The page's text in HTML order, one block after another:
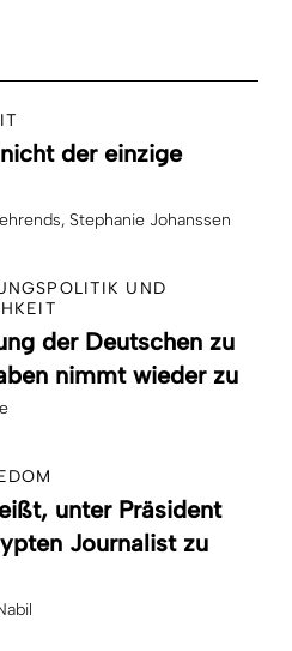
der einzige
Stephanie Johanssen
UND
der Deutschen zu
nimmt wieder zu
unter Präsident
Journalist zu